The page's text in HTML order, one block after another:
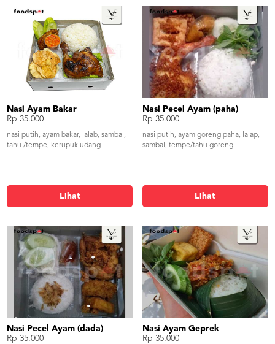
Nasi Ayam Bakar
Rp 35.000
nasi putih, ayam bakar, lalab, sambal,
tahu /tempe, kerupuk udang
Lihat
Nasi Pecel Ayam (paha)
Rp 35.000
nasi putih, ayam goreng paha, lalap,
sambal, tempe/tahu goreng
Lihat
Nasi Pecel Ayam (dada)
Rp 35.000
Nasi Ayam Geprek
Rp 35.000